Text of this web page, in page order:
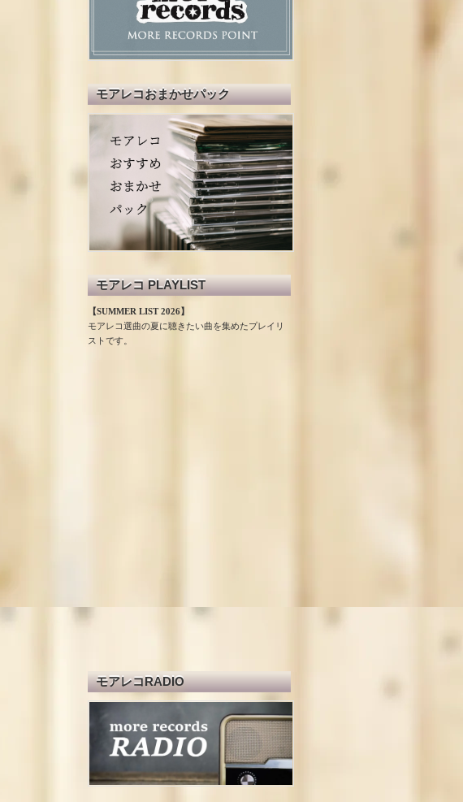
モアレコおまかせパック
モアレコ PLAYLIST
【SUMMER LIST 2026】
モアレコ選曲の夏に聴きたい曲を集めたプレイリ
ストです。
モアレコRADIO